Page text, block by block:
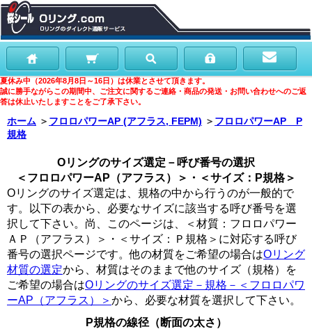
夏休み中（2026年8月8日～16日）は休業とさせて頂きます。
誠に勝手ながらこの期間中、ご注文に関するご連絡・商品の発送・お問い合わせへのご返
答は休止いたしますことをご了承下さい。
ホーム ＞ フロロパワーAP (アフラス, FEPM) ＞ フロロパワーAP P
規格
Oリングのサイズ選定－呼び番号の選択
＜フロロパワーAP（アフラス）＞・＜サイズ：P規格＞
Oリングのサイズ選定は、規格の中から行うのが一般的で
す。以下の表から、必要なサイズに該当する呼び番号を選
択して下さい。尚、このページは、＜材質：フロロパワー
ＡＰ（アフラス）＞・＜サイズ：Ｐ規格＞に対応する呼び
番号の選択ページです。他の材質をご希望の場合はOリング
材質の選定から、材質はそのままで他のサイズ（規格）を
ご希望の場合はOリングのサイズ選定－規格－＜フロロパワ
ーAP（アフラス）＞ から、必要な材質を選択して下さい。
P規格の線径（断面の太さ）